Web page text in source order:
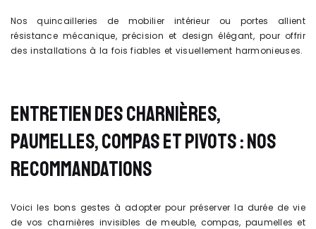
Nos quincailleries de mobilier intérieur ou portes allient
résistance mécanique, précision et design élégant, pour offrir
des installations à la fois fiables et visuellement harmonieuses.
ENTRETIEN DES CHARNIÈRES,
PAUMELLES, COMPAS ET PIVOTS : NOS
RECOMMANDATIONS
Voici les bons gestes à adopter pour préserver la durée de vie
de vos charnières invisibles de meuble, compas, paumelles et